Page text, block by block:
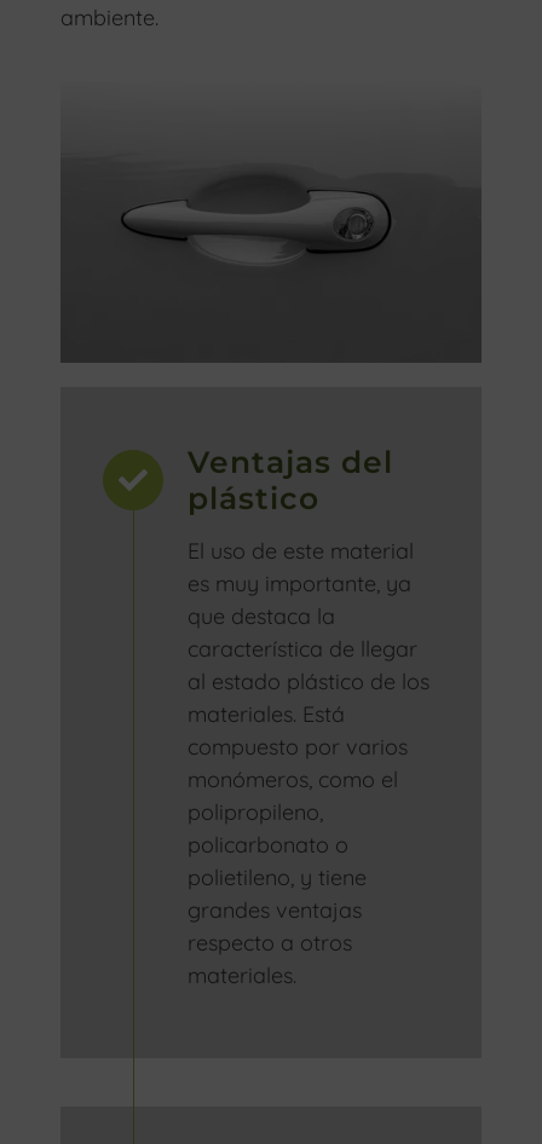
ambiente.
Ventajas del
plástico
El uso de este material
es muy importante, ya
que destaca la
característica de llegar
al estado plástico de los
materiales. Está
compuesto por varios
monómeros, como el
polipropileno,
policarbonato o
polietileno, y tiene
grandes ventajas
respecto a otros
materiales.